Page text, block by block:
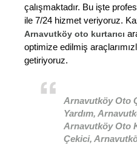
çalışmaktadır. Bu işte
ile 7/24 hizmet veriyoruz.
Arnavutköy oto kurtarıcı
optimize edilmiş
getiriyoruz.
Arnavutköy Oto
Yardım,
Arnavutköy Oto
Çekici,